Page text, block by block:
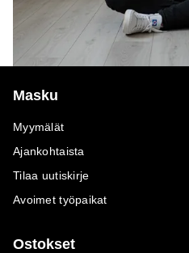
Masku
Myymälät
Ajankohtaista
Tilaa uutiskirje
Avoimet työpaikat
Ostokset